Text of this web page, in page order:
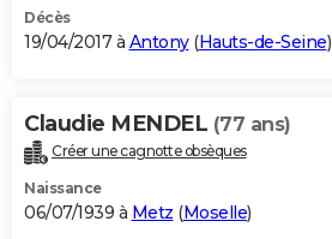
Décès
19/04/2017 à Antony(Hauts-de-Seine)
Claudie MENDEL (77 ans)
Créer une cagnotte obsèques
Naissance
06/07/1939 à Metz (Moselle)